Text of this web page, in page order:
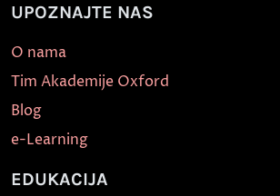
UPOZNAJTE NAS
O nama
Tim Akademije Oxford
Blog
e-Learning
EDUKACIJA